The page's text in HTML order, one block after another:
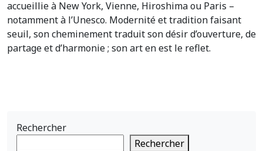
accueillie à New York, Vienne, Hiroshima ou Paris –
notamment à l’Unesco. Modernité et tradition faisant
seuil, son cheminement traduit son désir d’ouverture, de
partage et d’harmonie ; son art en est le reflet.
Rechercher
Rechercher